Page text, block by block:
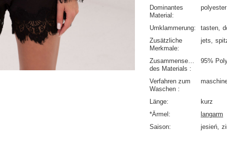
Dominantes
Material
polyester
Umklammerung tasten
Zusätzliche
Merkmale
jets
Zusammensetzung
des Materials
95%
Verfahren zum
Waschen
Länge
kurz
*Ärmel
langarm
Saison
jesień